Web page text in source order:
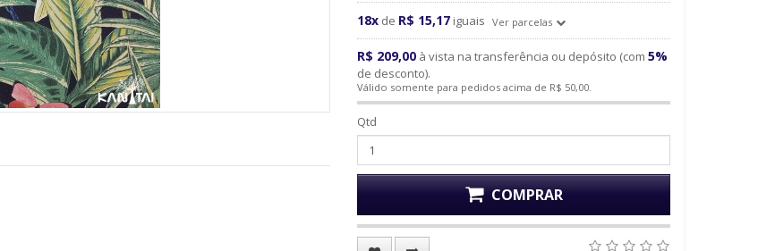
18x de R$ 15,17 iguais Ver parcelas
R$ 209,00 à vista na transferência ou depósito (com 5%
de desconto).
Válido somente para pedidos acima de R$ 50,00.
Qtd
COMPRAR